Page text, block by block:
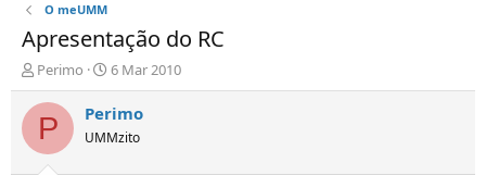
O meUMM
Apresentação do RC
I
n
i
i
Perimo
D
a
t
d
6 Mar 2010
P Perimo
UMMzito